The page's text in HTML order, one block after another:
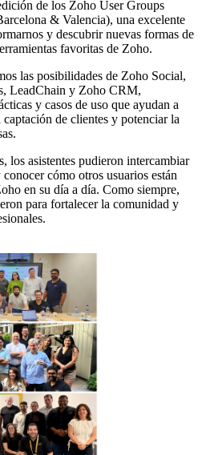
de los Zoho User Groups
& Valencia), una excelente
y descubrir nuevas formas de
favoritas de Zoho.
las posibilidades de Zoho Social,
LeadChain y Zoho CRM,
y casos de uso que ayudan a
de clientes y potenciar la
los asistentes pudieron intercambiar
cómo otros usuarios están
en su día a día. Como siempre,
para fortalecer la comunidad y